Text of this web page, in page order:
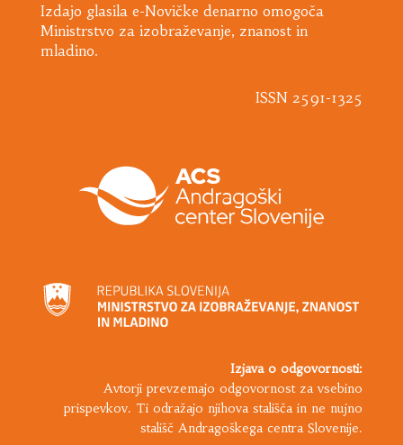
Izdajo glasila e-Novičke denarno omogoča
Ministrstvo za izobraževanje, znanost in
mladino.
ISSN 2591-1325
Izjava o odgovornosti:
Avtorji prevzemajo odgovornost za vsebino
prispevkov. Ti odražajo njihova stališča in ne nujno
stališč Andragoškega centra Slovenije.